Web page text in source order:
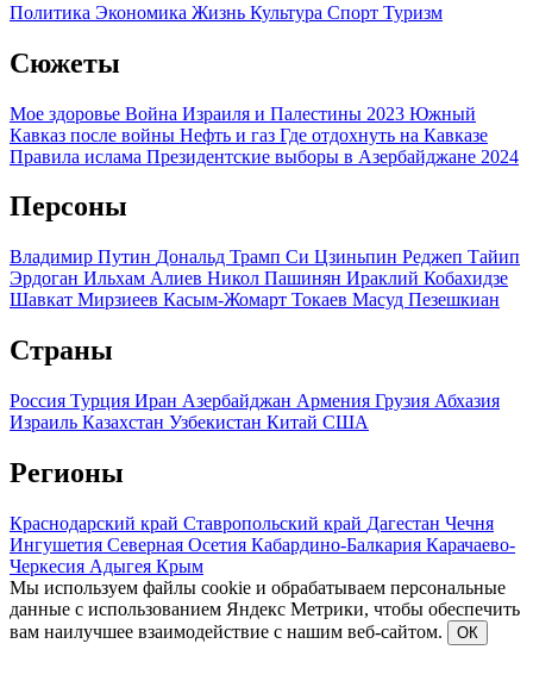
Политика Экономика Жизнь Культура Спорт Туризм
Сюжеты
Мое здоровье Война Израиля и Палестины 2023 Южный
Кавказ после войны Нефть и газ Где отдохнуть на Кавказе
Правила ислама Президентские выборы в Азербайджане 2024
Персоны
Владимир Путин Дональд Трамп Си Цзиньпин Реджеп Тайип
Эрдоган Ильхам Алиев Никол Пашинян Ираклий Кобахидзе
Шавкат Мирзиеев Касым-Жомарт Токаев Масуд Пезешкиан
Страны
Россия Турция Иран Азербайджан Армения Грузия Абхазия
Израиль Казахстан Узбекистан Китай США
Регионы
Краснодарский край Ставропольский край Дагестан Чечня
Ингушетия Северная Осетия Кабардино-Балкария Карачаево-
Черкесия Адыгея Крым
Мы используем файлы cookie и обрабатываем персональные
данные с использованием Яндекс Метрики, чтобы обеспечить
вам наилучшее взаимодействие с нашим веб-сайтом.
ОК